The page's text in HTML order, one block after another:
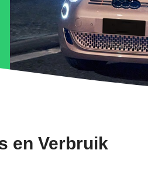
en Verbruik